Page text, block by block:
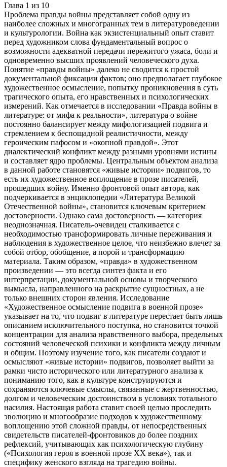
Глава 1 из 10
Проблема правды войны представляет собой одну из
наиболее сложных и многогранных тем в литературоведении
и культурологии. Война как экзистенциальный опыт ставит
перед художником слова фундаментальный вопрос о
возможности адекватной передачи пережитого ужаса, боли и
одновременно высших проявлений человеческого духа.
Понятие «правды войны» далеко не сводится к простой
документальной фиксации фактов; оно предполагает глубокое
художественное осмысление, попытку проникновения в суть
трагического опыта, его нравственных и психологических
измерений. Как отмечается в исследовании «Правда войны в
литературе: от мифа к реальности», литература о войне
постоянно балансирует между мифологизацией подвига и
стремлением к беспощадной реалистичности, между
героическим пафосом и «окопной правдой». Этот
диалектический конфликт между разными уровнями истины
и составляет ядро проблемы. Центральным объектом анализа
в данной работе становятся «живые истории» подвигов, то
есть их художественное воплощение в прозе писателей,
прошедших войну. Именно фронтовой опыт автора, как
подчеркивается в энциклопедии «Литература Великой
Отечественной войны», становится ключевым критерием
достоверности. Однако сама достоверность — категория
неоднозначная. Писатель-очевидец сталкивается с
необходимостью трансформировать личные переживания и
наблюдения в художественное целое, что неизбежно влечет за
собой отбор, обобщение, а порой и трансформацию
материала. Таким образом, «правда» в художественном
произведении — это всегда синтез факта и его
интерпретации, документальной основы и творческого
вымысла, направленного на раскрытие сущностных, а не
только внешних сторон явления. Исследование
«Художественное осмысление подвига в военной прозе»
указывает на то, что подвиг в литературе перестает быть лишь
описанием исключительного поступка, но становится точкой
концентрации для анализа нравственного выбора, предельных
состояний человеческой психики и конфликта между личным
и общим. Поэтому изучение того, как писатели создают и
осмысляют «живые истории» подвигов, позволяет выйти за
рамки чисто исторического или литературного анализа к
пониманию того, как в культуре конструируются и
сохраняются ключевые смыслы, связанные с жертвенностью,
долгом и человеческим достоинством в условиях тотального
насилия. Настоящая работа ставит своей целью проследить
эволюцию и многообразие подходов к художественному
воплощению этой сложной правды, от непосредственных
свидетельств писателей-фронтовиков до более поздних
рефлексий, учитывающих как психологическую глубину
(«Психология героя в военной прозе XX века»), так и
специфику женского взгляда на трагедию войны.